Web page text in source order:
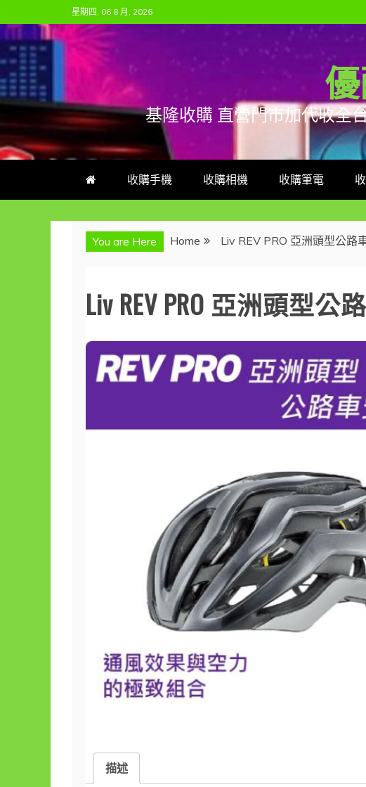
to
content
星期四, 06 8 月, 2026
基隆收購 直營門市加代收全
收購手機 收購相機 收購筆電
You are Here Home Liv REV PRO 亞洲頭型公路
Liv REV PRO 亞洲頭型
描述